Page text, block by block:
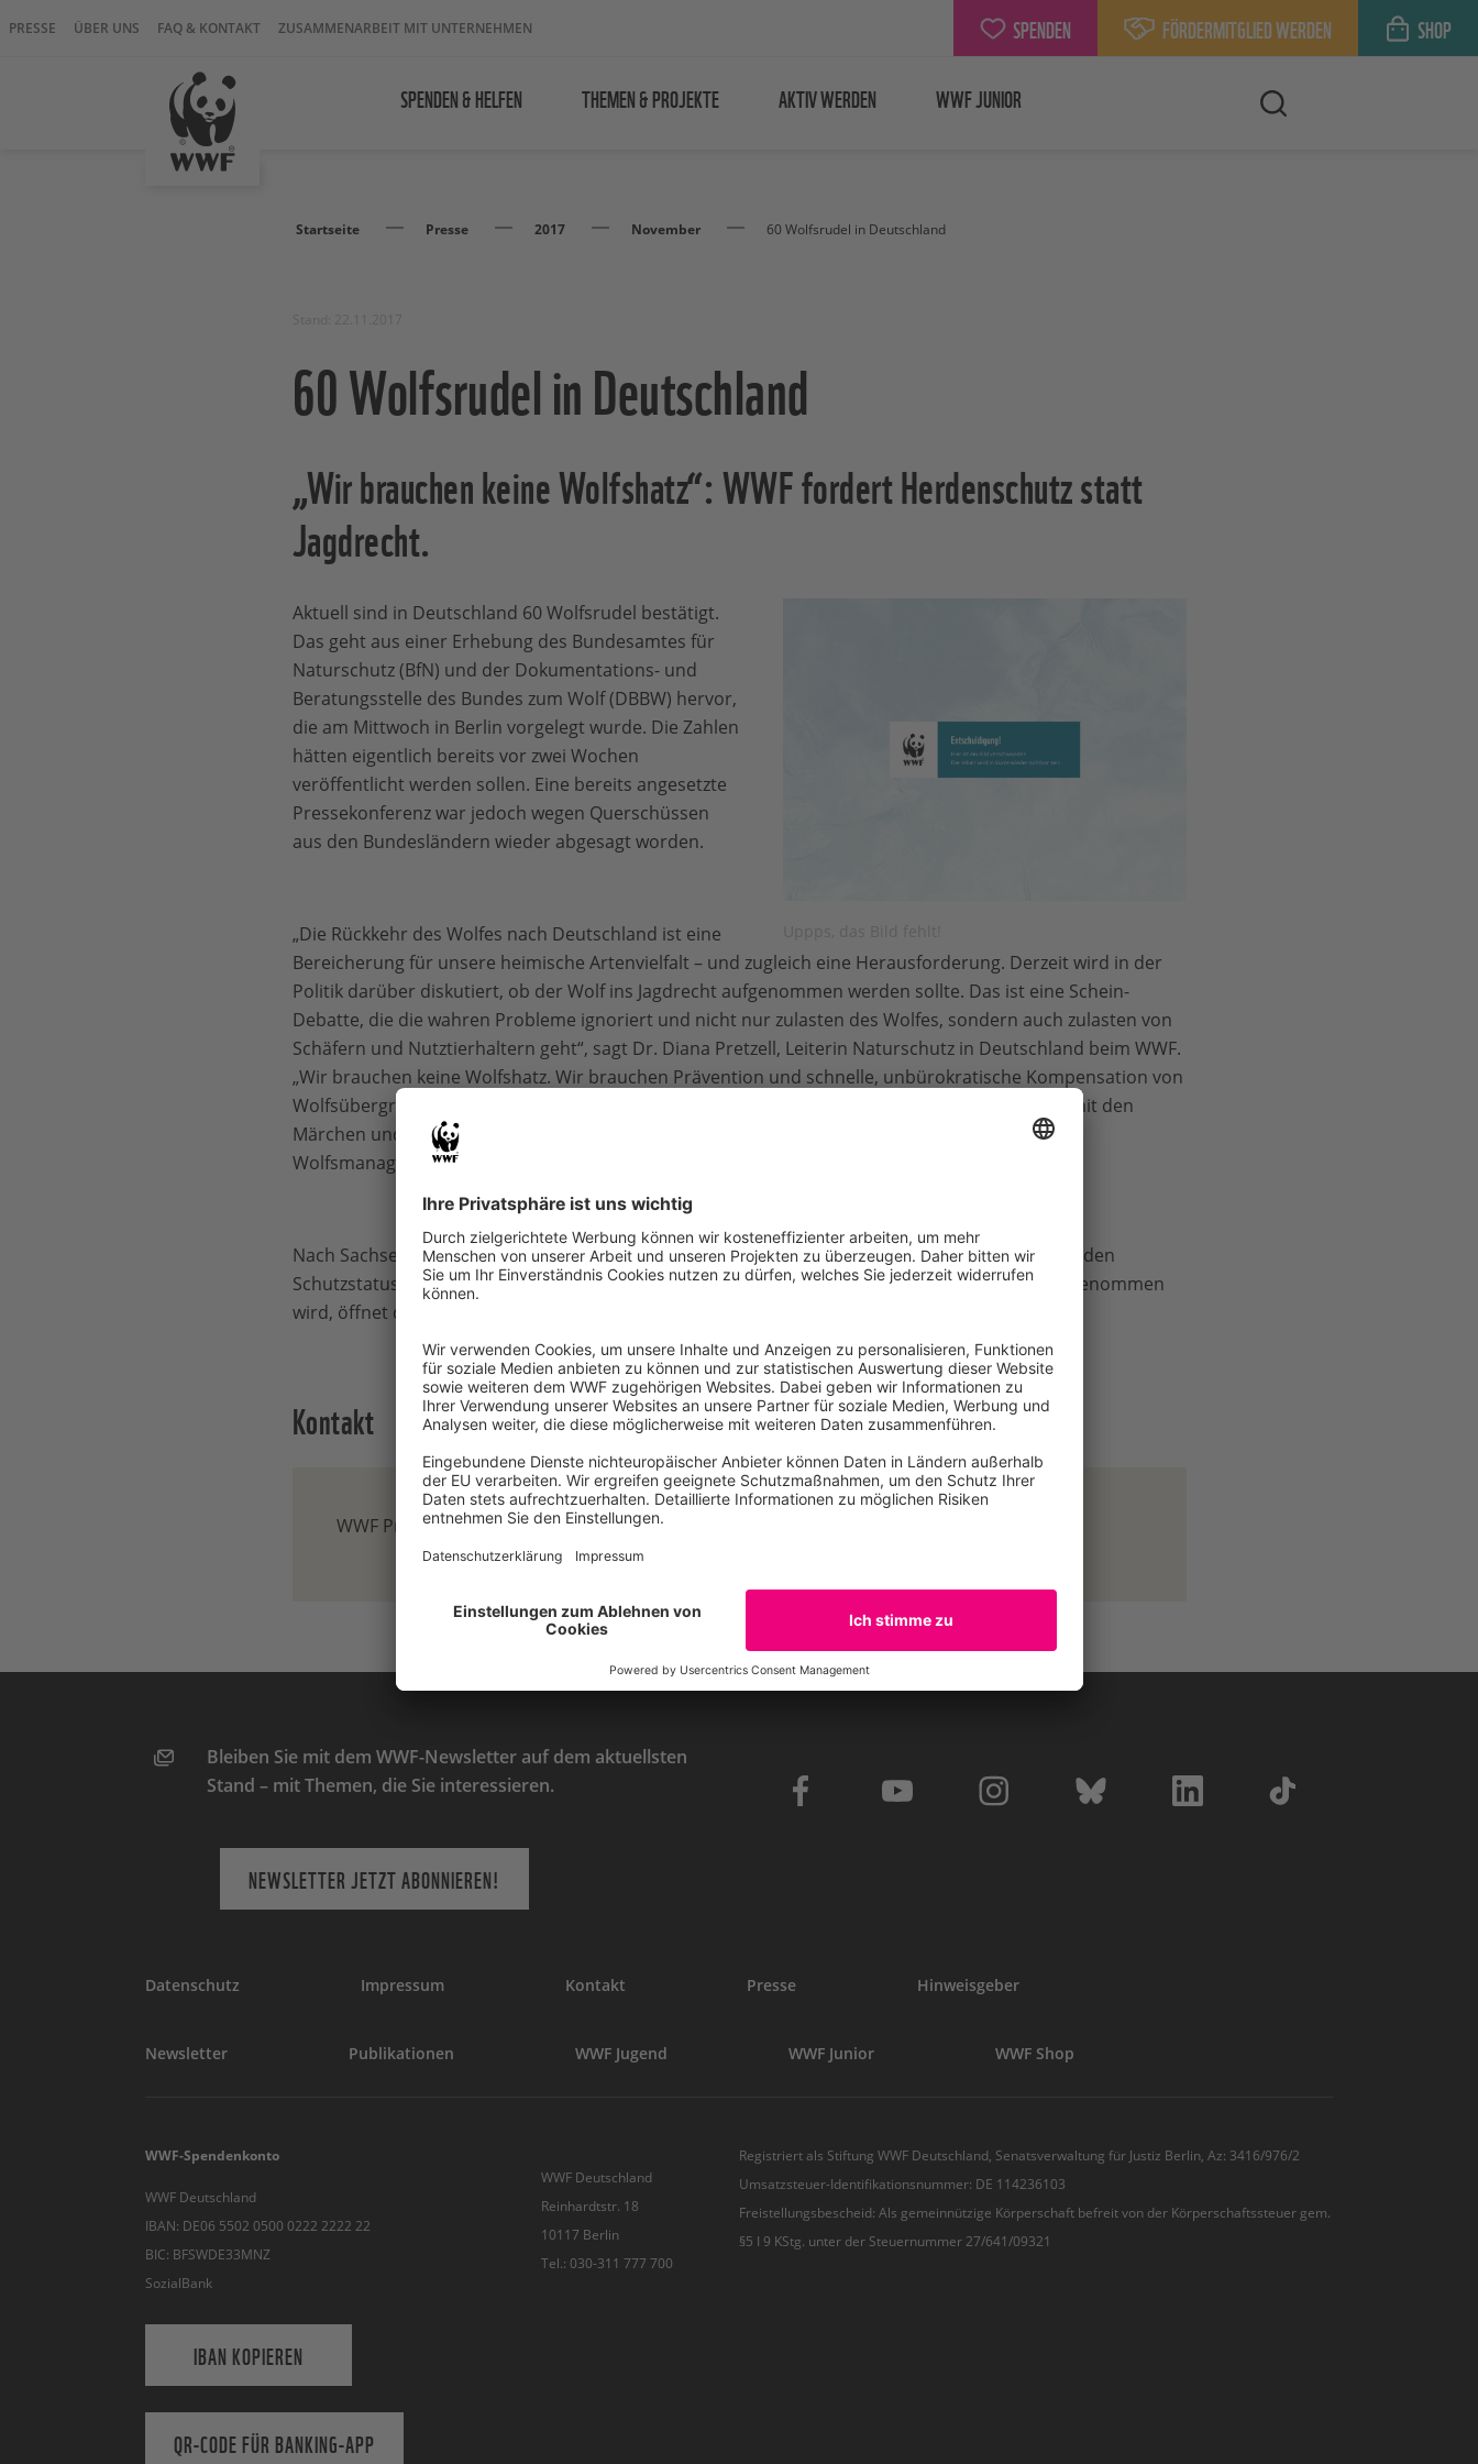
PRESSE ÜBER UNS FAQ & KONTAKT ZUSAMMENARBEIT MIT UNTERNEHMEN SPENDEN FÖRDERMITGLIED WERDEN SHOP
SPENDEN & HELFEN THEMEN & PROJEKTE AKTIV WERDEN WWF JUNIOR
Startseite Presse 2017 November 60 Wolfsrudel in Deutschland
60 Wolfsrudel in Deutschland
„Wir brauchen keine Wolfshatz“: WWF fordert Herdenschutz statt
Jagdrecht.
Aktuell sind in Deutschland 60 Wolfsrudel bestätigt.
Das geht aus einer Erhebung des Bundesamtes für
Naturschutz (BfN) und der Dokumentations- und
Beratungsstelle des Bundes zum Wolf (DBBW) hervor,
die am Mittwoch in Berlin vorgelegt wurde. Die Zahlen
hätten eigentlich bereits vor zwei Wochen
veröffentlicht werden sollen. Eine bereits angesetzte
Pressekonferenz war jedoch wegen Querschüssen
aus den Bundesländern wieder abgesagt worden.
„Die Rückkehr des Wolfes nach Deutschland ist eine
Bereicherung für unsere heimische Artenvielfalt – und zugleich eine Herausforderung. Derzeit wird in der
Politik darüber diskutiert, ob der Wolf ins Jagdrecht aufgenommen werden sollte. Das ist eine Schein-
Debatte, die die wahren Probleme ignoriert und nicht nur zulasten des Wolfes, sondern auch zulasten von
Schäfern und Nutztierhaltern geht“, sagt Dr. Diana Pretzell, Leiterin Naturschutz in Deutschland beim WWF.
„Wir brauchen keine Wolfshatz. Wir brauchen Prävention und schnelle, unbürokratische Kompensation von
Wolfsübergriffen auf Weidetiere. Wir brauchen eine funktionierende Öffentlichkeitsarbeit, die mit den
Märchen und Vorurteilen gegenüber dem Wolf aufräumt. - Das sind die zentralen Aufgaben des
Wolfsmanagements.“
Nach Sachsen stellt nun auch Niedersachsen mit seiner neuen rot-schwarzen Landesregierung den
Schutzstatus des Wolfs in Frage. „Wenn Tierarten in Deutschland sukzessive der Schutzstatus genommen
wird, öffnet dies gerade bei Luchs und Wolf, Tür und Tor für Wilderei.“
Kontakt
WWF Presse-Team
Bleiben Sie mit dem WWF-Newsletter auf dem aktuellsten
Stand – mit Themen, die Sie interessieren.
NEWSLETTER JETZT ABONNIEREN!
Datenschutz Impressum Kontakt Presse Hinweisgeber
Newsletter Publikationen WWF Jugend WWF Junior WWF Shop
WWF-Spendenkonto
WWF Deutschland
IBAN: DE06 5502 0500 0222 2222 22
BIC: BFSWDE33MNZ
SozialBank
IBAN KOPIEREN
QR-CODE FÜR BANKING-APP
WWF Deutschland
Reinhardtstr. 18
10117 Berlin
Tel.: 030-311 777 700
Registriert als Stiftung WWF Deutschland, Senatsverwaltung für Justiz Berlin, Az: 3416/976/2
Umsatzsteuer-Identifikationsnummer: DE 114236103
Freistellungsbescheid: Als gemeinnützige Körperschaft befreit von der Körperschaftssteuer gem.
§5 I 9 KStg. unter der Steuernummer 27/641/09321